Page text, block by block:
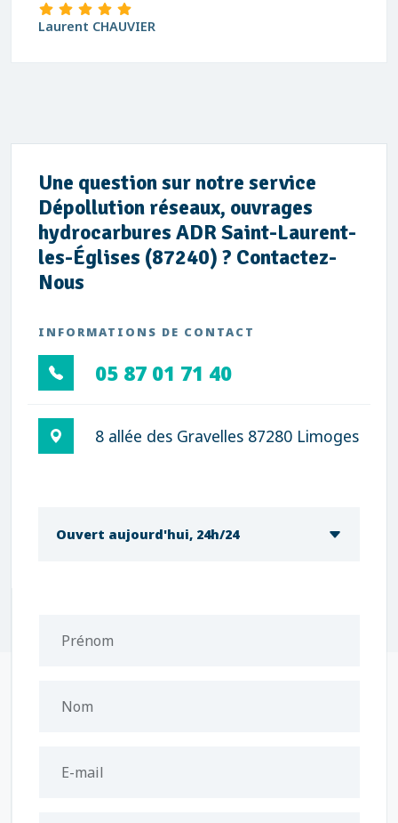
Laurent CHAUVIER
Une question sur notre service
Dépollution réseaux, ouvrages
hydrocarbures ADR Saint-Laurent-
les-Églises (87240) ? Contactez-
Nous
INFORMATIONS DE CONTACT
05 87 01 71 40
8 allée des Gravelles 87280 Limoges
Ouvert aujourd'hui, 24h/24
Prénom
Nom
E-mail